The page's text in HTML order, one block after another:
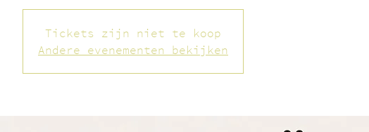
Tickets zijn niet te koop
Andere evenementen bekijken